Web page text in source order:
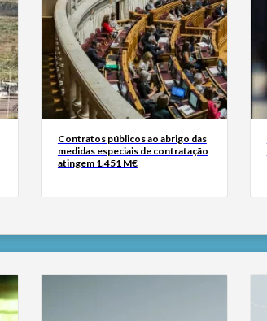
Contratos públicos ao abrigo das
medidas especiais de contratação
atingem 1.451 M€